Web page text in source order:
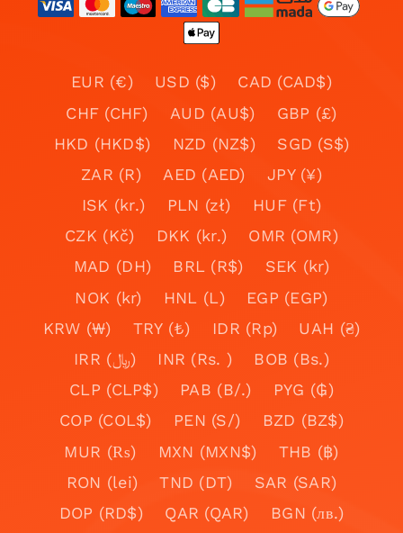
EUR (€) USD ($)
CAD (CAD$)
CHF (CHF)
AUD (AU$)
GBP (£)
HKD (HKD$)
NZD (NZ$)
SGD (S$)
ZAR (R)
AED (AED)
JPY (¥)
ISK (kr.)
PLN (zł)
HUF (Ft)
CZK (Kč)
DKK (kr.)
OMR (OMR)
MAD (DH)
BRL (R$)
SEK (kr)
NOK (kr)
HNL (L)
EGP (EGP)
KRW (₩)
TRY (₺) IDR (Rp)
UAH (₴)
IRR (﷼)
INR (Rs. )
BOB (Bs.)
CLP (CLP$)
PAB (B/.)
PYG (₲)
COP (COL$)
PEN (S/)
BZD (BZ$)
MUR (₨)
MXN (MXN$)
THB (฿)
RON (lei)
TND (DT)
SAR (SAR)
DOP (RD$)
QAR (QAR)
BGN (лв.)